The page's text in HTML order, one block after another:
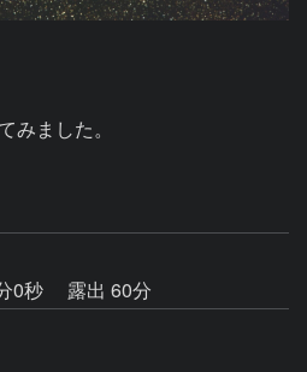
みました。
0秒
露出 60分